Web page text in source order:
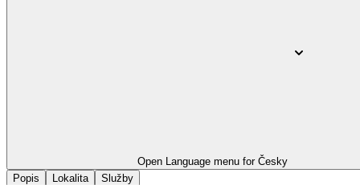
Open Language menu for Česky
Popis
Lokalita Služby